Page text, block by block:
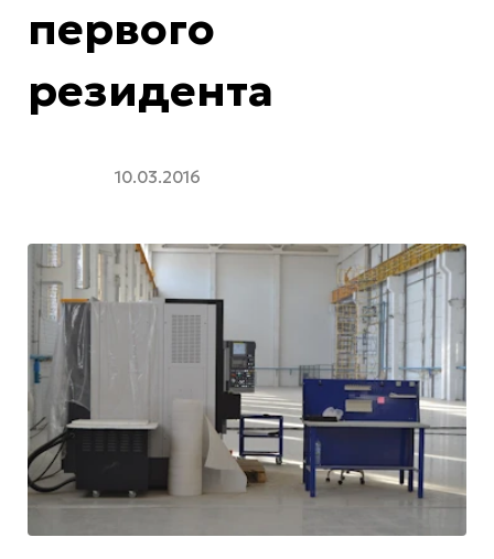
первого
резидента
10.03.2016